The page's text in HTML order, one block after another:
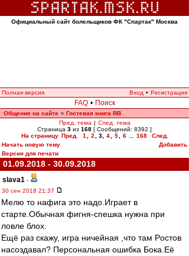
Официальный сайт болельщиков ФК "Спартак" Москва
Полная версия Вход • Регистрация
FAQ • Поиск
Общение на сайте » Гостевая книга ВВ
Пред. тема | След. тема
Страница 3 из 168 [ Сообщений: 8392 ]
На страницу Пред. 1 2 3, 4 5 6 168
След.
Начать новую тему
Добавить
Версия для печати
01.09.2018 - 30.09.2018
slava1 -
30 сен 2018 21:37
Мелю то нафига это надо.Играет в
старте.Обычная фигня-спешка нужна при
ловле блох.
Ещё раз скажу, игра ничейная ,что там Рoстов
насоздaвал? Персональная ошибка Бока.Её